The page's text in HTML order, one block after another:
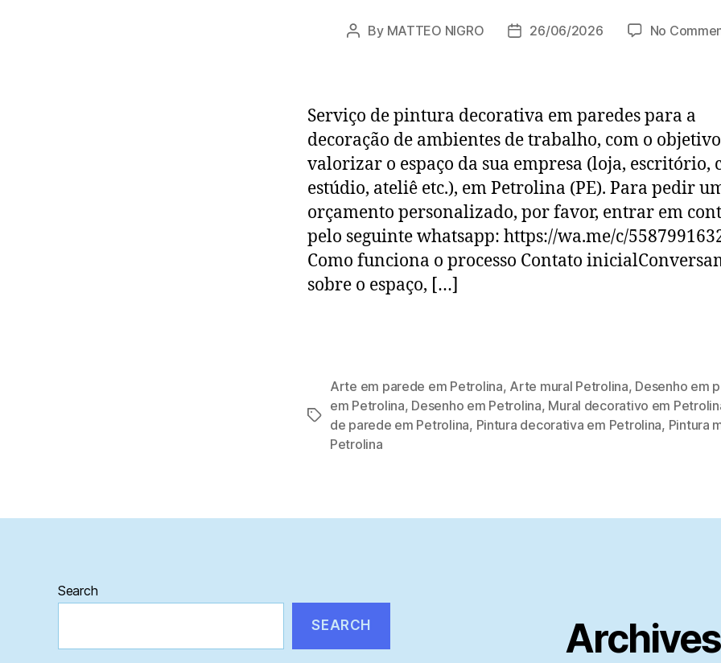
Post
By MATTEO NIGRO
Post26/06/2026 No
Serviço de pintura decorativa em paredes para a
decoração de ambientes de trabalho, com o
valorizar o espaço da sua empresa (loja, escritório,
estúdio, ateliê etc.), em Petrolina (PE). Para pedir
orçamento personalizado, por favor, entrar em
pelo seguinte whatsapp: https://wa.me/c/
Como funciona o processo Contato
sobre o espaço, […]
Tags
Arte em parede em Petrolina, Arte mural Petrolina, Desenho em
em Petrolina, Desenho em Petrolina, Mural decorativo em
de parede em Petrolina, Pintura decorativa em Petrolina, Pintura
Petrolina
Search
SEARCH Archives